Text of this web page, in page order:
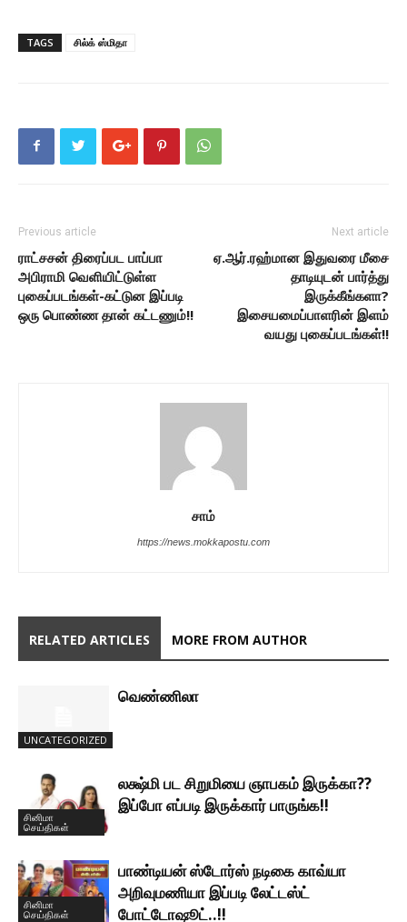
TAGS சில்க் ஸ்மிதா
Previous article
ராட்சசன் திரைப்பட பாப்பா
அபிராமி வெளியிட்டுள்ள
புகைப்படங்கள்-கட்டுன இப்படி
ஒரு பொண்ண தான் கட்டணும்!!
Next article
ஏ.ஆர்.ரஹ்மான இதுவரை மீசை
தாடியுடன் பார்த்து
இருக்கீங்களா?
இசையமைப்பாளரின் இளம்
வயது புகைப்படங்கள்!!
சாம்
https://news.mokkapostu.com
RELATED ARTICLES MORE FROM AUTHOR
UNCATEGORIZED
வெண்ணிலா
சினிமா
செய்திகள்
லக்ஷ்மி பட சிறுமியை ஞாபகம் இருக்கா??
இப்போ எப்படி இருக்கார் பாருங்க!!
சினிமா
செய்திகள்
பாண்டியன் ஸ்டோர்ஸ் நடிகை காவ்யா
அறிவுமணியா இப்படி லேட்டஸ்ட்
போட்டோஷூட்..!!